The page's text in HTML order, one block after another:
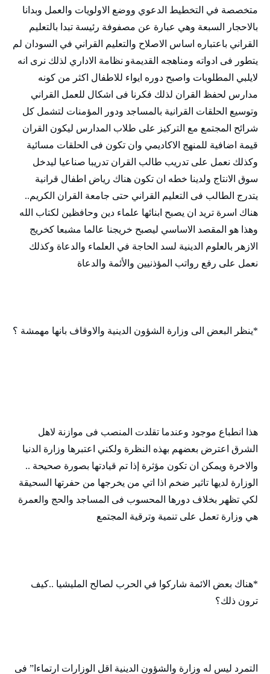
متخصصة في التخطيط الدعوي ووضع الاولويات والعمل وبدانا
بالاحجار السبعة وهي عبارة عن مصفوفة رئيسة تبدا بالتعليم
القراني باعتباره اساس الاصلاح والتعليم القراني في السودان لم
يتطور فى ادواته ومناهجه القديمةو نظامة الاداري لذلك نرى انه
لايلبي المطلوبات واصبح دوره ايواء للاطفال اكثر من كونه
مدارس لحفظ القران لذلك فكرنا فى اشكال للعمل القراني
وتوسيع الحلقات القرانية بالمساجد ودور المؤمنات لتشمل كل
شرائح المجتمع مع التركيز على طلاب المدارس ليكون القران
قيمة اضافية للمنهج الاكاديمي وان تكون فى الحلقات مسائية
وكذلك نعمل على تدريب طالب القران تدريبا صناعيا ليدخل
سوق الانتاج ولدينا خطه ان تكون هناك رياض اطفال قرانية
يتدرج الطالب فى التعليم القراني حتى جامعة القران الكريم..
هناك اسرة تريد ان يصبح ابنائها علماء دين وحافظين لكتاب الله
وهذا هو المقصد الاساسي ليصبح خريجنا عالما مشبعا كخريج
الازهر بالعلوم الدينية لسد الحاجة في العلماء والدعاة وكذلك
نعمل على رفع رواتب المؤذنيين والأئمة والدعاة
*ينظر البعض الى وزارة الشؤون الدينية والاوقاف بانها مهمشة ؟
هذا انطباع موجود وعندما تقلدت المنصب فى موازنة لاهل
الشرق اعترض بعضهم بهذه النظرة ولكني اعتبرها وزارة الدنيا
والاخرة ويمكن ان تكون مؤثرة إذا تم قيادتها بصورة صحيحة ..
الوزارة لديها تاثير ضخم اذا اتي من يخرجها من حفرتها السحيقة
لكي تظهر بخلاف دورها المحسوب فى المساجد والحج والعمرة
هي وزارة تعمل على تنمية وترقية المجتمع
*هناك بعض الائمة شاركوا في الحرب لصالح المليشيا ..كيف
ترون ذلك؟
التمرد ليس له وزارة والشؤون الدينية اقل الوزارات ارتماءا” فى